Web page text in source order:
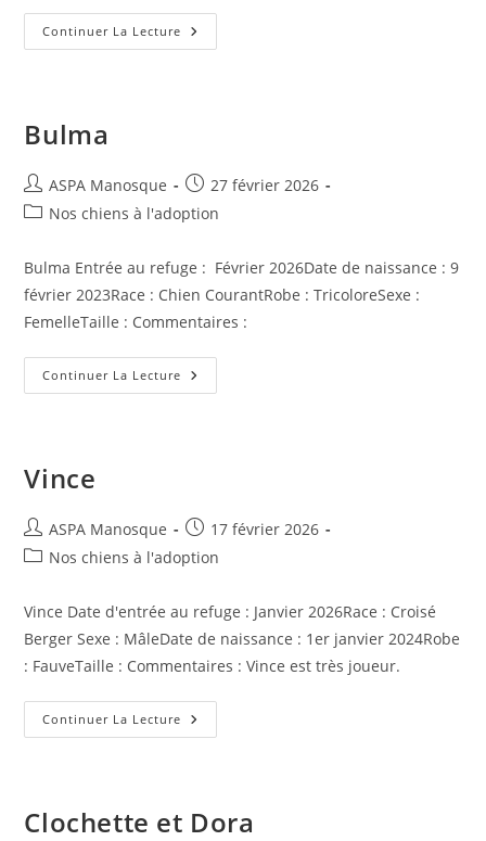
Continuer La Lecture Nuage
Bulma
Auteur/autrice
de
ASPA Manosque
Publication
publiée :
27 février 2026
PostNos chiens à l'adoption
Bulma Entrée au refuge : Février 2026Date de naissance : 9
février 2023Race : Chien CourantRobe : TricoloreSexe :
FemelleTaille : Commentaires :
Continuer La Lecture Bulma
Vince
Auteur/autrice
de
ASPA Manosque
Publication
publiée :
17 février 2026
PostNos chiens à l'adoption
Vince Date d'entrée au refuge : Janvier 2026Race : Croisé
Berger Sexe : MâleDate de naissance : 1er janvier 2024Robe
: FauveTaille : Commentaires : Vince est très joueur.
Continuer La Lecture Vince
Clochette et Dora